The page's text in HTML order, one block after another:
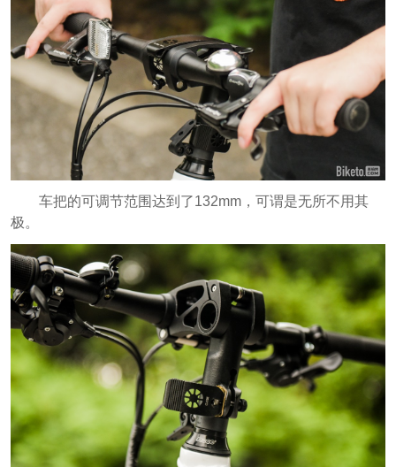
车把的可调节范围达到了132mm，可谓是无所不用其
极。